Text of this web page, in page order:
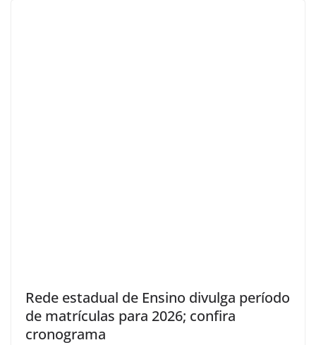
Rede estadual de Ensino divulga período
de matrículas para 2026; confira
cronograma